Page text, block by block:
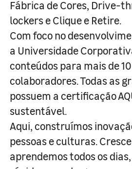
Fábrica de Cores, Drive-
lockers e Clique e Retire.
Com foco no
a Universidade
conteúdos para mais de
colaboradores. Todas as
possuem a certificação
sustentável.
Aqui, construímos
pessoas e culturas.
aprendemos todos os